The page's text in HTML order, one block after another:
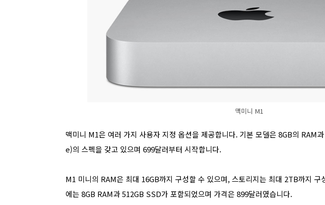
맥미니 M1
맥미니 M1은 여러 가지 사용자 지정 옵션을 제공합니다. 기본 모델은 8GB의
e)의 스펙을 갖고 있으며 699달러부터 시작합니다.
M1 미니의 RAM은 최대 16GB까지 구성할 수 있으며, 스토리지는 최대 2TB까지 구
에는 8GB RAM과 512GB SSD가 포함되었으며 가격은 899달러였습니다.